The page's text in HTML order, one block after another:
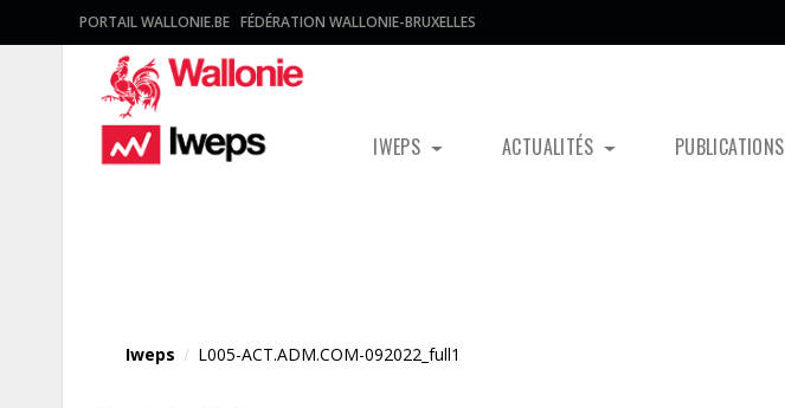
PORTAIL WALLONIE.BE FÉDÉRATION WALLONIE-BRUXELLES
IWEPS ACTUALITÉS PUBLICATIONS
Iweps / L005-ACT.ADM.COM-092022_full1